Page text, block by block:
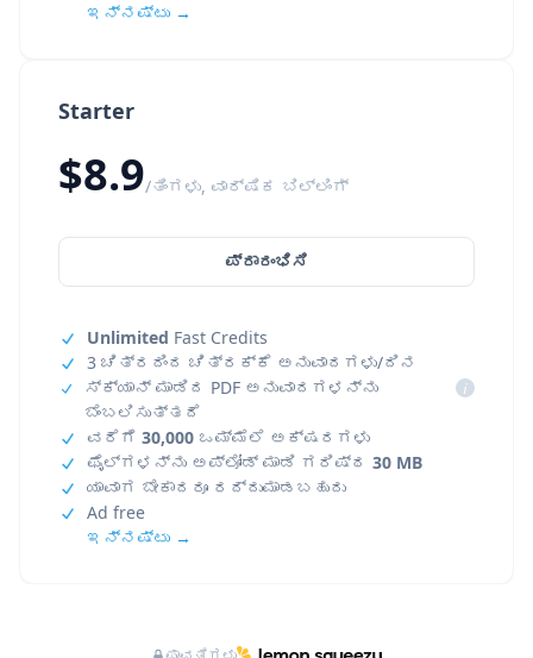
Starter
$8.9/ತಿಂಗಳು, ವಾರ್ಷಿಕ ಬಿಲ್ಲಿಂಗ್
ಪ್ರಾರಂಭಿಸಿ
Unlimited Fast Credits
3 ಚಿತ್ರದಿಂದ ಚಿತ್ರಕ್ಕೆ ಅನುವಾದಗಳು/ದಿನ
ಸ್ಕ್ಯಾನ್ ಮಾಡಿದ PDF ಅನುವಾದಗಳನ್ನು
ಬೆಂಬಲಿಸುತ್ತದೆ
i
ವರೆಗೆ 30,000 ಒಮ್ಮೆಲೆ ಅಕ್ಷರಗಳು
ಫೈಲ್‌ಗಳನ್ನು ಅಪ್‌ಲೋಡ್ ಮಾಡಿ ಗರಿಷ್ಠ 30 MB
ಯಾವಾಗ ಬೇಕಾದರೂ ರದ್ದುಮಾಡಬಹುದು
Ad free
ಇನ್ನಷ್ಟು →
ಇನ್ನಷ್ಟು →